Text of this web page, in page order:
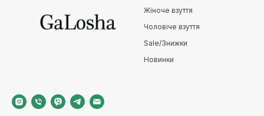
Жіноче взуття
Чоловіче взуття
Sale/Знижки
Новинки